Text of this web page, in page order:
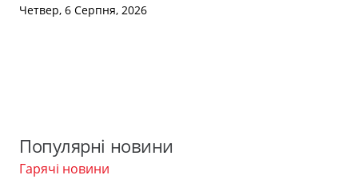
Четвер, 6 Серпня, 2026
Популярні новини
Гарячі новини